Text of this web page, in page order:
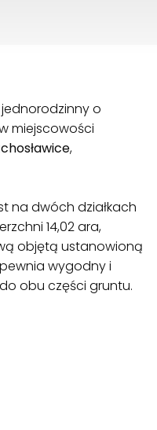
o
miejscowości
,
na dwóch działkach
14,02 ara,
objętą ustanowioną
wygodny i
obu części gruntu.